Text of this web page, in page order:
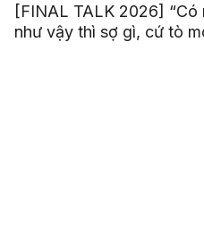
[FINAL TALK 2026]
như vậy thì sợ gì, cứ tò